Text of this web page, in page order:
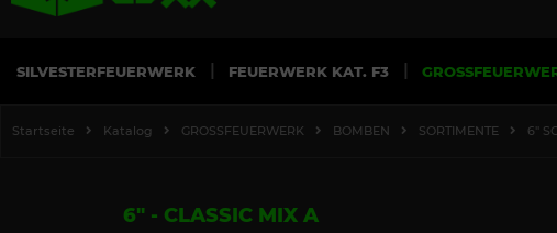
SILVESTERFEUERWERK FEUERWERK KAT. F3
Startseite Katalog GROSSFEUERWERK BOMBEN SORTIMENTE 6"
6" - CLASSIC MIX A